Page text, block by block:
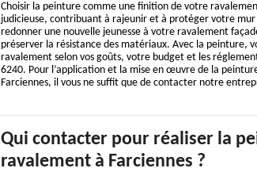
Choisir la peinture comme une finition de votre
judicieuse, contribuant à rajeunir et à protéger votre
redonner une nouvelle jeunesse à votre ravalement
préserver la résistance des matériaux. Avec la peinture,
ravalement selon vos goûts, votre budget et les
6240. Pour l’application et la mise en œuvre de la
Farciennes, il vous ne suffit que de contacter notre
Qui contacter pour réaliser la
ravalement à Farciennes ?